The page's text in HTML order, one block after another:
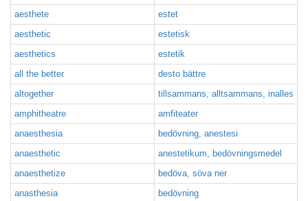
aesthete
estet
aesthetic
estetisk
aesthetics
estetik
all the better
desto bättre
altogether
tillsammans, alltsammans, inalles
amphitheatre
amfiteater
anaesthesia
bedövning, anestesi
anaesthetic
anestetikum, bedövningsmedel
anaesthetize
bedöva, söva ner
anasthesia
bedövning